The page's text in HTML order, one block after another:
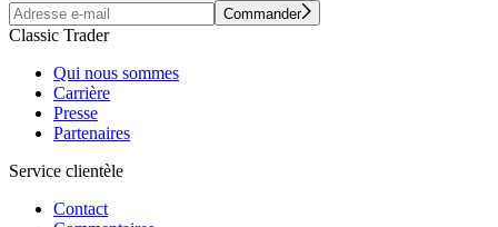
Commander
Classic Trader
Qui nous sommes
Carrière
Presse
Partenaires
Service clientèle
Contact